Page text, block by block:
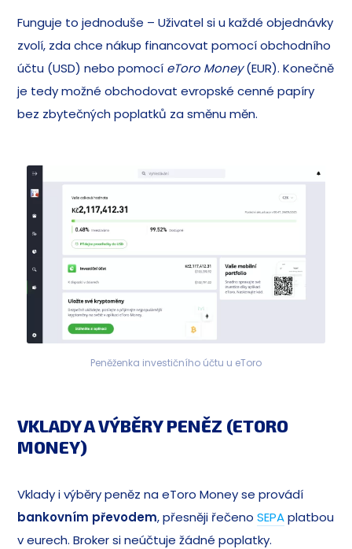
Funguje to jednoduše – Uživatel si u každé objednávky
zvolí, zda chce nákup financovat pomocí obchodního
účtu (USD) nebo pomocí eToro Money(EUR). Konečně
je tedy možné obchodovat evropské cenné papíry
bez zbytečných poplatků za směnu měn.
Peněženka investičního účtu u eToro
VKLADY A VÝBĚRY PENĚZ (ETORO
MONEY)
Vklady i výběry peněz na eToro Money se provádí
bankovním převodem, přesněji řečenoSEPAplatbou
v eurech. Broker si neúčtuje žádné poplatky.